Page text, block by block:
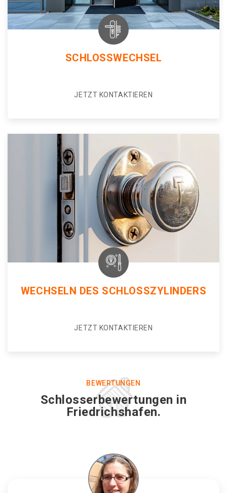
SCHLOSSWECHSEL
JETZT KONTAKTIEREN
WECHSELN DES SCHLOSSZYLINDERS
JETZT KONTAKTIEREN
BEWERTUNGEN
Schlosserbewertungen in
Friedrichshafen.